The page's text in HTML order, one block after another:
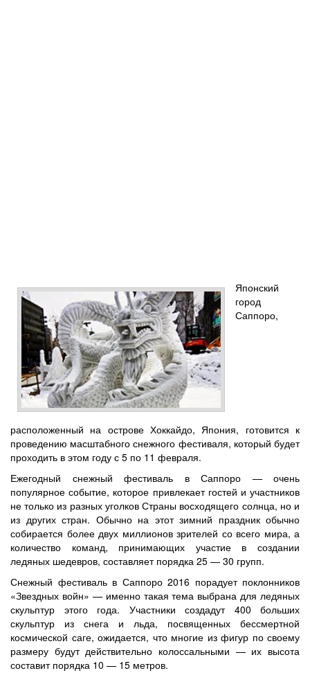
Японский
город
Саппоро,
расположенный на острове Хоккайдо, Япония, готовится к
проведению масштабного снежного фестиваля, который будет
проходить в этом году с 5 по 11 февраля.
Ежегодный снежный фестиваль в Саппоро — очень
популярное событие, которое привлекает гостей и участников
не только из разных уголков Страны восходящего солнца, но и
из других стран. Обычно на этот зимний праздник обычно
собирается более двух миллионов зрителей со всего мира, а
количество команд, принимающих участие в создании
ледяных шедевров, составляет порядка 25 — 30 групп.
Снежный фестиваль в Саппоро 2016 порадует поклонников
«Звездных войн» — именно такая тема выбрана для ледяных
скульптур этого года. Участники создадут 400 больших
скульптур из снега и льда, посвященных бессмертной
космической саге, ожидается, что многие из фигур по своему
размеру будут действительно колоссальными — их высота
составит порядка 10 — 15 метров.